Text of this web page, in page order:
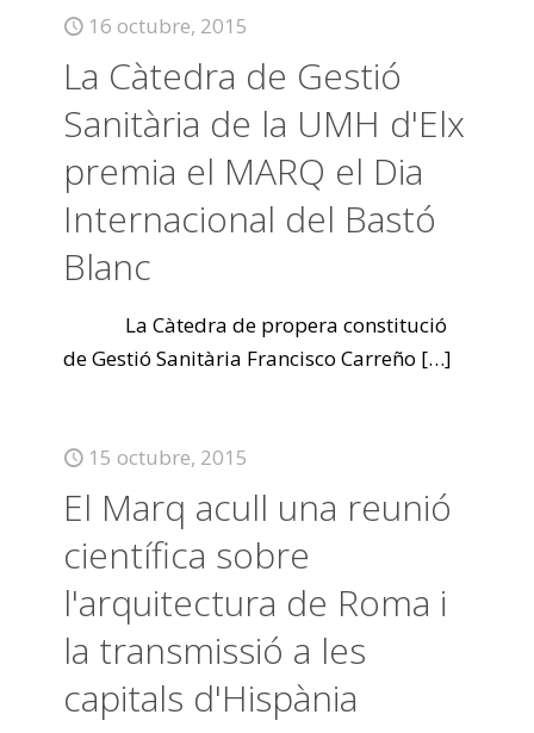
16 octubre, 2015
La Càtedra de Gestió
Sanitària de la UMH d'Elx
premia el MARQ el Dia
Internacional del Bastó
Blanc
La Càtedra de propera constitució
de Gestió Sanitària Francisco Carreño […]
15 octubre, 2015
El Marq acull una reunió
científica sobre
l'arquitectura de Roma i
la transmissió a les
capitals d'Hispània